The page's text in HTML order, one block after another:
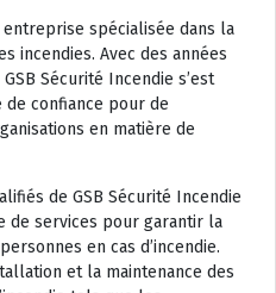
spécialisée dans la
incendies. Avec des années
Sécurité Incendie s’est
confiance pour de
en matière de
de GSB Sécurité Incendie
de services pour garantir la
en cas d’incendie.
et la maintenance des